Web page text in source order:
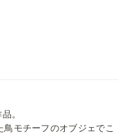
。
モチーフのオブジェでこ